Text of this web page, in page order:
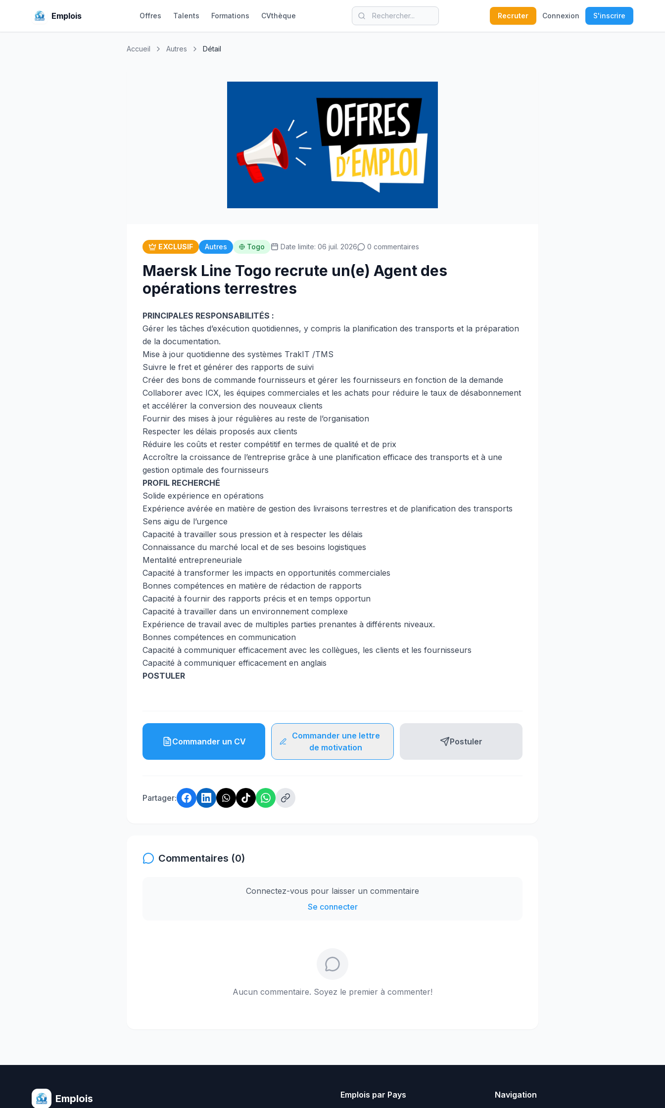
Emplois Offres Talents Formations CVthèque Recruter Connexion S'inscrire
Accueil Autres Détail
EXCLUSIF Autres Togo Date limite: 06 juil. 2026 0 commentaires
Maersk Line Togo recrute un(e) Agent des
opérations terrestres
PRINCIPALES RESPONSABILITÉS :
Gérer les tâches d’exécution quotidiennes, y compris la planification des transports et la préparation
de la documentation.
Mise à jour quotidienne des systèmes TrakIT /TMS
Suivre le fret et générer des rapports de suivi
Créer des bons de commande fournisseurs et gérer les fournisseurs en fonction de la demande
Collaborer avec ICX, les équipes commerciales et les achats pour réduire le taux de désabonnement
et accélérer la conversion des nouveaux clients
Fournir des mises à jour régulières au reste de l’organisation
Respecter les délais proposés aux clients
Réduire les coûts et rester compétitif en termes de qualité et de prix
Accroître la croissance de l’entreprise grâce à une planification efficace des transports et à une
gestion optimale des fournisseurs
PROFIL RECHERCHÉ
Solide expérience en opérations
Expérience avérée en matière de gestion des livraisons terrestres et de planification des transports
Sens aigu de l’urgence
Capacité à travailler sous pression et à respecter les délais
Connaissance du marché local et de ses besoins logistiques
Mentalité entrepreneuriale
Capacité à transformer les impacts en opportunités commerciales
Bonnes compétences en matière de rédaction de rapports
Capacité à fournir des rapports précis et en temps opportun
Capacité à travailler dans un environnement complexe
Expérience de travail avec de multiples parties prenantes à différents niveaux.
Bonnes compétences en communication
Capacité à communiquer efficacement avec les collègues, les clients et les fournisseurs
Capacité à communiquer efficacement en anglais
POSTULER
Commander un CV
Commander une lettre
de motivation
Postuler
Partager:
Commentaires (0)
Connectez-vous pour laisser un commentaire
Se connecter
Aucun commentaire. Soyez le premier à commenter!
Emplois Emplois par Pays Navigation